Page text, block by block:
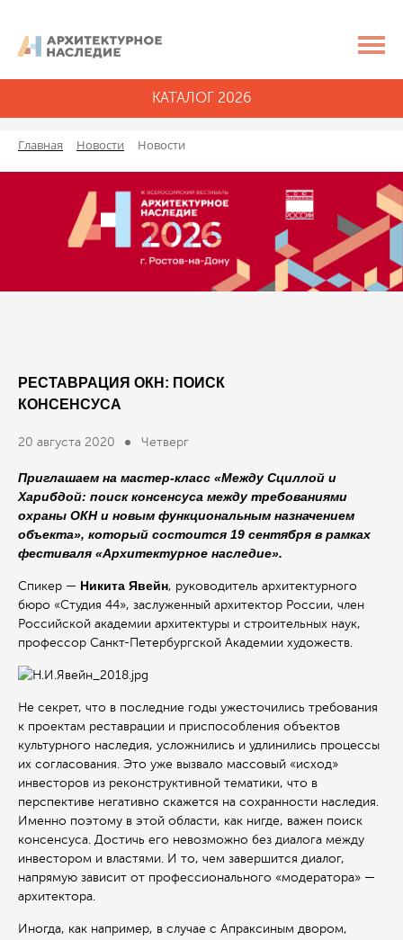
КАТАЛОГ 2026
Главная Новости Новости
РЕСТАВРАЦИЯ ОКН: ПОИСК
КОНСЕНСУСА
20 августа 2020 Четверг
Приглашаем на мастер-класс «Между Сциллой и
Харибдой: поиск консенсуса между требованиями
охраны ОКН и новым функциональным назначением
объекта», который состоится 19 сентября в рамках
фестиваля «Архитектурное наследие».
Спикер — Никита Явейн, руководитель архитектурного
бюро «Студия 44», заслуженный архитектор России, член
Российской академии архитектуры и строительных наук,
профессор Санкт-Петербургской Академии художеств.
Не секрет, что в последние годы ужесточились требования
к проектам реставрации и приспособления объектов
культурного наследия, усложнились и удлинились процессы
их согласования. Это уже вызвало массовый «исход»
инвесторов из реконструктивной тематики, что в
перспективе негативно скажется на сохранности наследия.
Именно поэтому в этой области, как нигде, важен поиск
консенсуса. Достичь его невозможно без диалога между
инвестором и властями. И то, чем завершится диалог,
напрямую зависит от профессионального «модератора» —
архитектора.
Иногда, как например, в случае с Апраксиным двором,